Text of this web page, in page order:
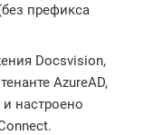
префикса
Docsvision,
AzureAD,
настроено